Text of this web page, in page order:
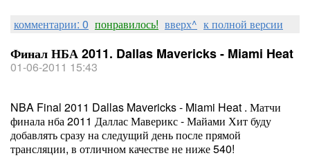
комментарии: 0 понравилось! вверх^ к полной версии
Финал НБА 2011. Dallas Mavericks - Miami Heat
01-06-2011 15:43
NBA Final 2011 Dallas Mavericks - Miami Heat . Матчи
финала нба 2011 Даллас Маверикс - Майами Хит буду
добавлять сразу на следущий день после прямой
трансляции, в отличном качестве не ниже 540!